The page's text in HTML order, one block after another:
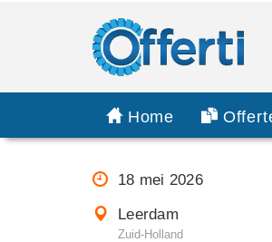
Home
18 mei 2026
Leerdam
Zuid-Holland